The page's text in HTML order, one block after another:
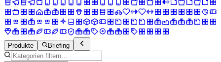
Produkte Briefing